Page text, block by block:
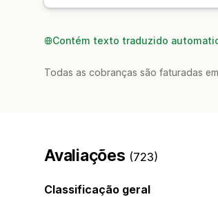
Contém texto traduzido
Todas as cobranças são faturadas
Avaliações (723)
Classificação geral